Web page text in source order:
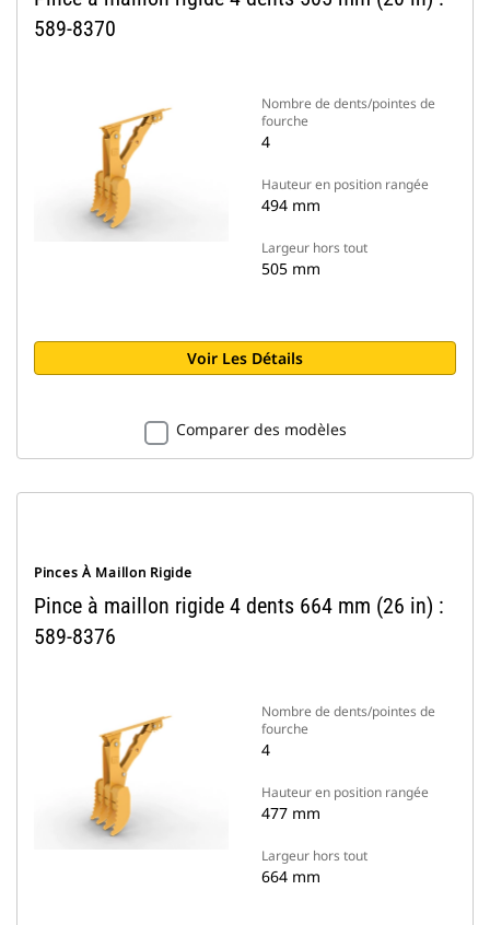
589-8370
Nombre de dents/pointes de
fourche
4
Hauteur en position rangée
494 mm
Largeur hors tout
505 mm
Voir Les Détails
Comparer des modèles
Pinces À Maillon Rigide
Pince à maillon rigide 4 dents 664 mm (26 in) :
589-8376
Nombre de dents/pointes de
fourche
4
Hauteur en position rangée
477 mm
Largeur hors tout
664 mm